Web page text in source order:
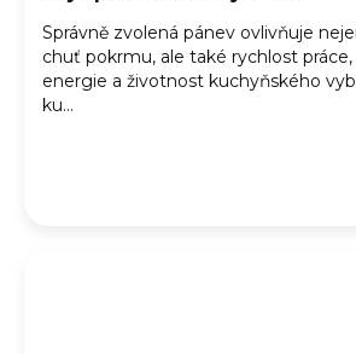
Správně zvolená pánev ovlivňuje
chuť pokrmu, ale také rychlost
energie a životnost kuchyňského
ku...